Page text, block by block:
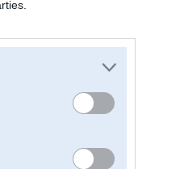
par papildus
X5 un 6.